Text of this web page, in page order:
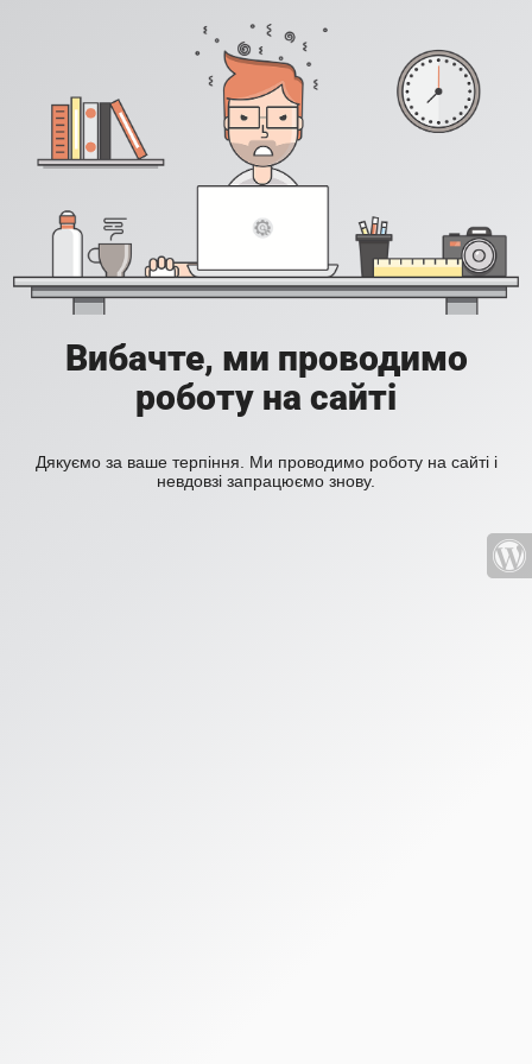
Вибачте, ми проводимо
роботу на сайті
Дякуємо за ваше терпіння. Ми проводимо роботу на сайті і
невдовзі запрацюємо знову.